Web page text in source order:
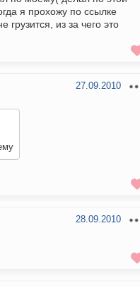
я прохожу по ссылке
грузится, из за чего это
27.09.2010
28.09.2010